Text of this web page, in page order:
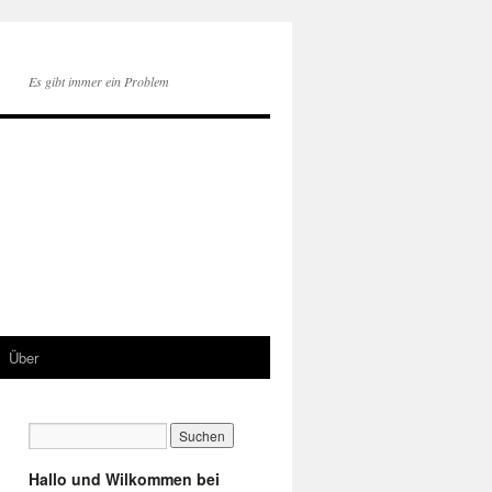
Es gibt immer ein Problem
Über
Hallo und Wilkommen bei